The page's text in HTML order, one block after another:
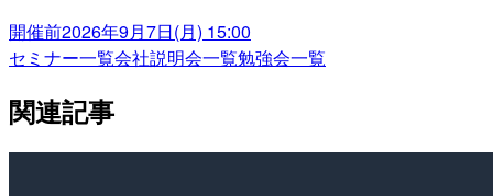
開催前2026年9月7日(月) 15:00
セミナー一覧会社説明会一覧勉強会一覧
関連記事